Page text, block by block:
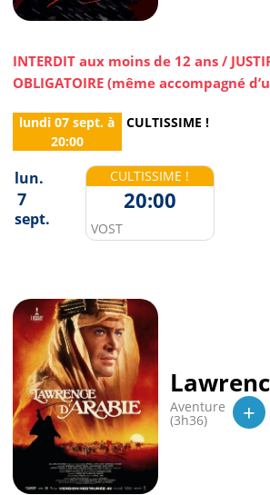
INTERDIT aux moins de 12 ans /
OBLIGATOIRE (même accompagné
lundi 07 sept. à
20:00
CULTISSIME !
lun.
7
sept.
CULTISSIME !
20:00
VOST
Aventure
(3h36) +